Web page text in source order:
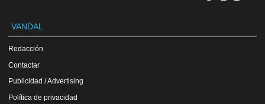
VANDAL
Redacción
Contactar
Publicidad / Advertising
Política de privacidad